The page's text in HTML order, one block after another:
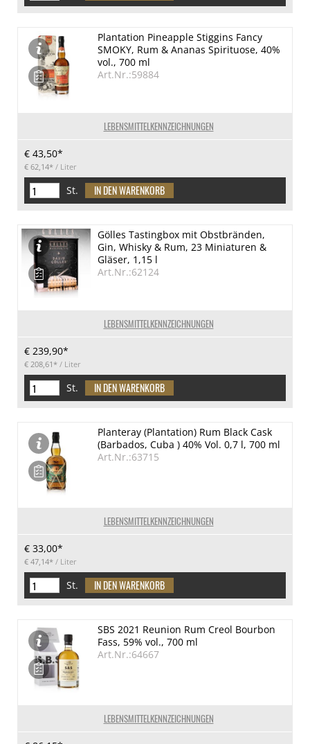
LEBENSMITTELKENNZEICHNUNGEN
Plantation Pineapple Stiggins Fancy
SMOKY, Rum & Ananas Spirituose, 40%
vol., 700 ml
Art.Nr.:59884
€ 43,50*
€ 62,14* / Liter
St.
LEBENSMITTELKENNZEICHNUNGEN
Gölles Tastingbox mit Obstbränden,
Gin, Whisky & Rum, 23 Miniaturen &
Gläser, 1,15 l
Art.Nr.:62124
€ 239,90*
€ 208,61* / Liter
St.
LEBENSMITTELKENNZEICHNUNGEN
Planteray (Plantation) Rum Black Cask
(Barbados, Cuba ) 40% Vol. 0,7 l, 700 ml
Art.Nr.:63715
€ 33,00*
€ 47,14* / Liter
St.
LEBENSMITTELKENNZEICHNUNGEN
SBS 2021 Reunion Rum Creol Bourbon
Fass, 59% vol., 700 ml
Art.Nr.:64667